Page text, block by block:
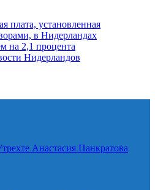
плата, установленная
в Нидерландах
на 2,1 процента
Нидерландов
Анастасия Панкратова